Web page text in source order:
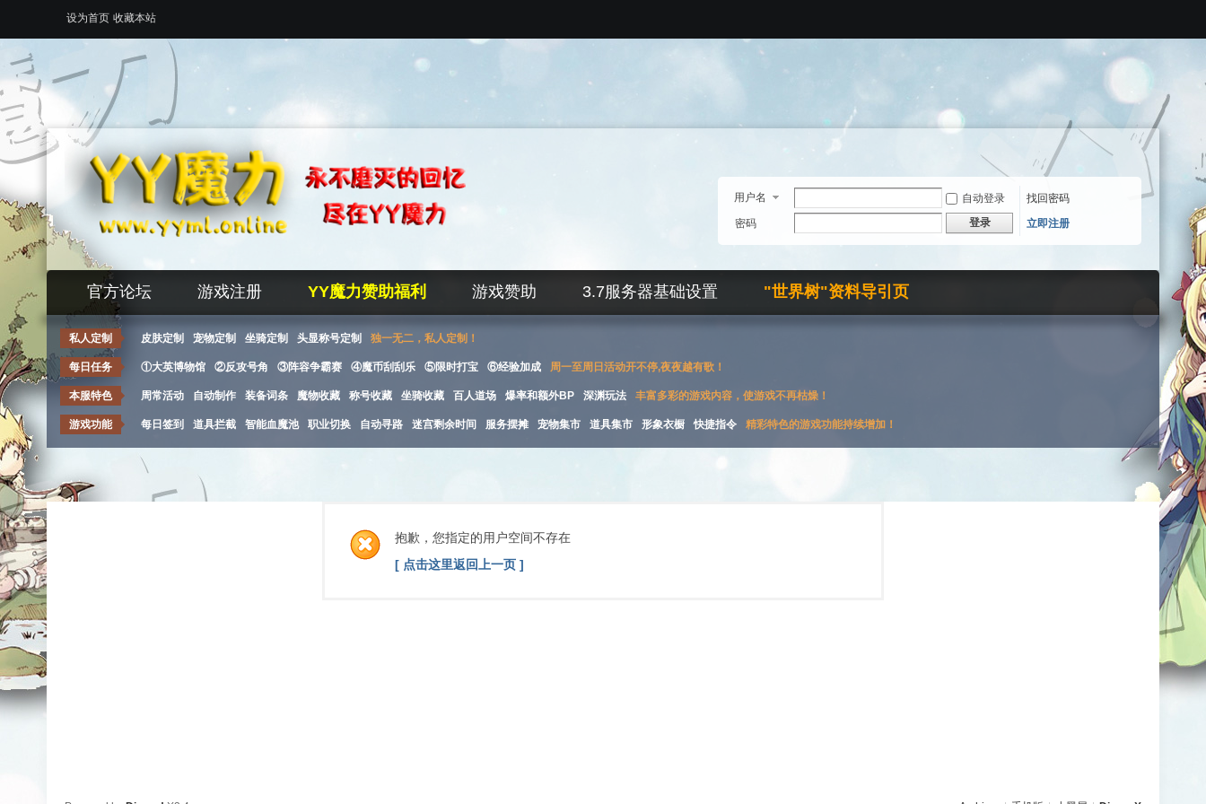
设为首页 收藏本站
用户名 自动登录
找回密码
密码
登录 立即注册
官方论坛 游戏注册 YY魔力赞助福利 游戏赞助 3.7服务器基础设置 "世界树"资料导引页
私人定制 皮肤定制 宠物定制 坐骑定制 头显称号定制 独一无二，私人定制！
每日任务 ①大英博物馆 ②反攻号角 ③阵容争霸赛 ④魔币刮刮乐 ⑤限时打宝 ⑥经验加成 周一至周日活动开不停,夜夜越有歌！
本服特色 周常活动 自动制作 装备词条 魔物收藏 称号收藏 坐骑收藏 百人道场 爆率和额外BP 深渊玩法 丰富多彩的游戏内容，使游戏不再枯燥！
游戏功能 每日签到 道具拦截 智能血魔池 职业切换 自动寻路 迷宫剩余时间 服务摆摊 宠物集市 道具集市 形象衣橱 快捷指令 精彩特色的游戏功能持续增加！
抱歉，您指定的用户空间不存在
[ 点击这里返回上一页 ]